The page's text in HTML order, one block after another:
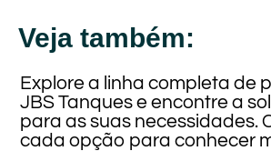
Veja também:
Explore a linha completa de
JBS Tanques e encontre a
para as suas necessidades.
cada opção para conhecer